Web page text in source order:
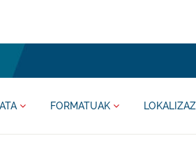
FORMATUAK